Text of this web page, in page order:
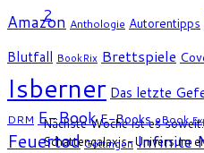
2
Nächste Woche ist es
Schattengalaxis-Universum
Amazon Anthologie Autorentipps
Blutfall BookRix Brettspiele
Isberner Das letzte
DRM E-BookE-Books eBook
Feuertod Göttingen Infinite